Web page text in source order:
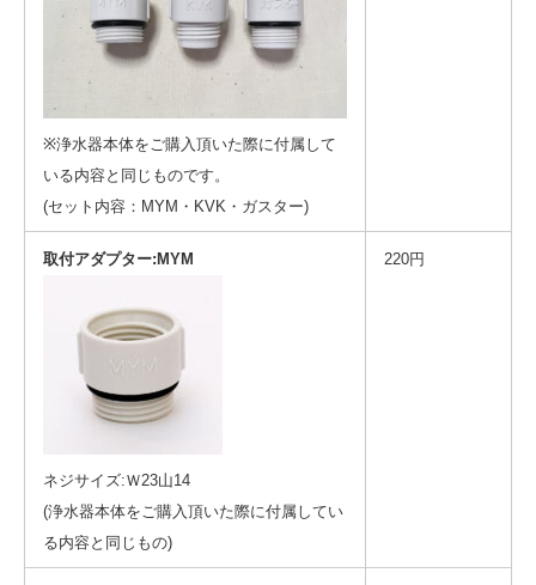
※浄水器本体をご購入頂いた際に付属して
いる内容と同じものです。
(セット内容：MYM・KVK・ガスター)
取付アダプター:MYM
ネジサイズ:Ｗ23山14
(浄水器本体をご購入頂いた際に付属してい
る内容と同じもの)
220円